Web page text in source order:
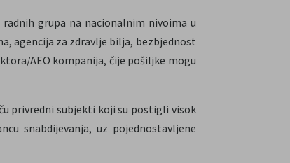
grupa na nacionalnim nivoima u
agencija za zdravlje bilja, bezbjednost
AEO kompanija, čije pošiljke mogu
privredni subjekti koji su postigli visok
snabdijevanja, uz pojednostavljene